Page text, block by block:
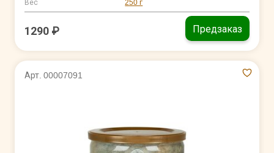
Вес 250 г
1290 ₽ Предзаказ
Арт. 00007091